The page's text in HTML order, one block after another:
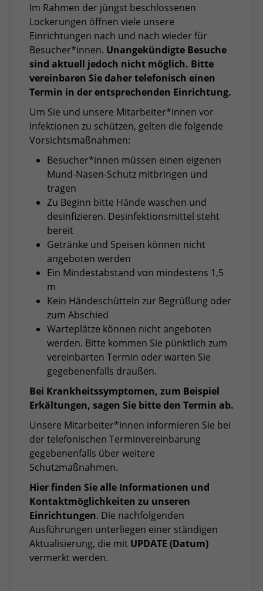
Im Rahmen der jüngst beschlossenen
Lockerungen öffnen viele unsere
Einrichtungen nach und nach wieder für
Besucher*innen. Unangekündigte Besuche
sind aktuell jedoch nicht möglich. Bitte
vereinbaren Sie daher telefonisch einen
Termin in der entsprechenden Einrichtung.
Um Sie und unsere Mitarbeiter*innen vor
Infektionen zu schützen, gelten die folgende
Vorsichtsmaßnahmen:
Besucher*innen müssen einen eigenen
Mund-Nasen-Schutz mitbringen und
tragen
Zu Beginn bitte Hände waschen und
desinfizieren. Desinfektionsmittel steht
bereit
Getränke und Speisen können nicht
angeboten werden
Ein Mindestabstand von mindestens 1,5
m
Kein Händeschütteln zur Begrüßung oder
zum Abschied
Warteplätze können nicht angeboten
werden. Bitte kommen Sie pünktlich zum
vereinbarten Termin oder warten Sie
gegebenenfalls draußen.
Bei Krankheitssymptomen, zum Beispiel
Erkältungen, sagen Sie bitte den Termin ab.
Unsere Mitarbeiter*innen informieren Sie bei
der telefonischen Terminvereinbarung
gegebenenfalls über weitere
Schutzmaßnahmen.
Hier finden Sie alle Informationen und
Kontaktmöglichkeiten zu unseren
Einrichtungen. Die nachfolgenden
Ausführungen unterliegen einer ständigen
Aktualisierung, die mit UPDATE (Datum)
vermerkt werden.